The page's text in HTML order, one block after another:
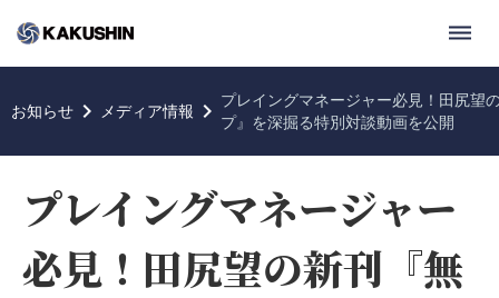
dehaze
お知らせ keyboard_arrow_right メディア情報 keyboard_arrow_right プレイングマネージャー必見！田尻望
プ』を深掘る特別対談動画を公開
プレイングマネージャー
必見！田尻望の新刊『無